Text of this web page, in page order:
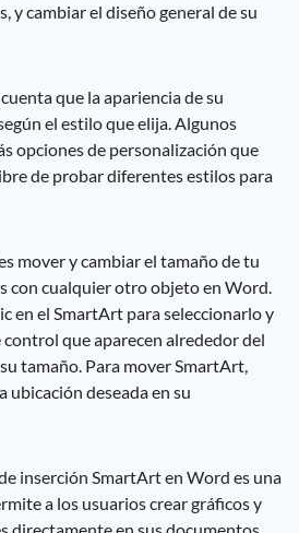
y cambiar el diseño general de su
que la apariencia de su
el estilo que elija. Algunos
opciones de personalización que
de probar diferentes estilos para
mover y cambiar el tamaño de tu
con cualquier otro objeto en Word.
en el SmartArt para seleccionarlo y
que aparecen alrededor del
tamaño. Para mover SmartArt,
ubicación deseada en su
inserción SmartArt en Word es una
a los usuarios crear gráficos y